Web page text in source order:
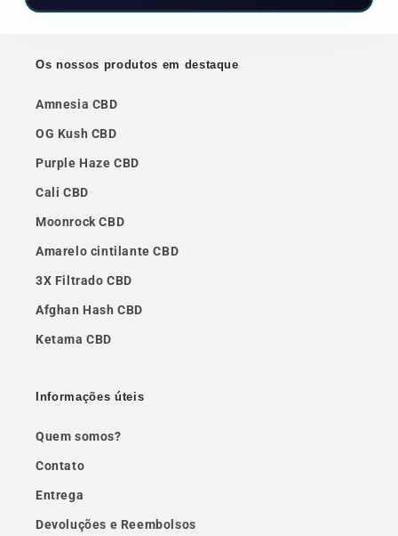
Os nossos produtos em destaque
Amnesia CBD
OG Kush CBD
Purple Haze CBD
Cali CBD
Moonrock CBD
Amarelo cintilante CBD
3X Filtrado CBD
Afghan Hash CBD
Ketama CBD
Informações úteis
Quem somos?
Contato
Entrega
Devoluções e Reembolsos